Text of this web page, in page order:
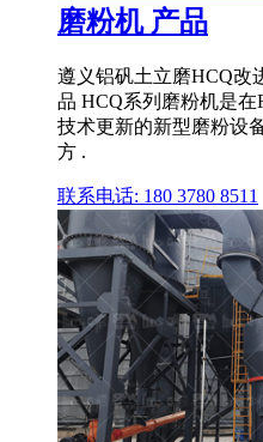
磨粉机 产品
遵义铝矾土立磨HCQ改
品 HCQ系列磨粉机是
技术更新的新型磨粉设
方 .
联系电话: 180 3780 8511